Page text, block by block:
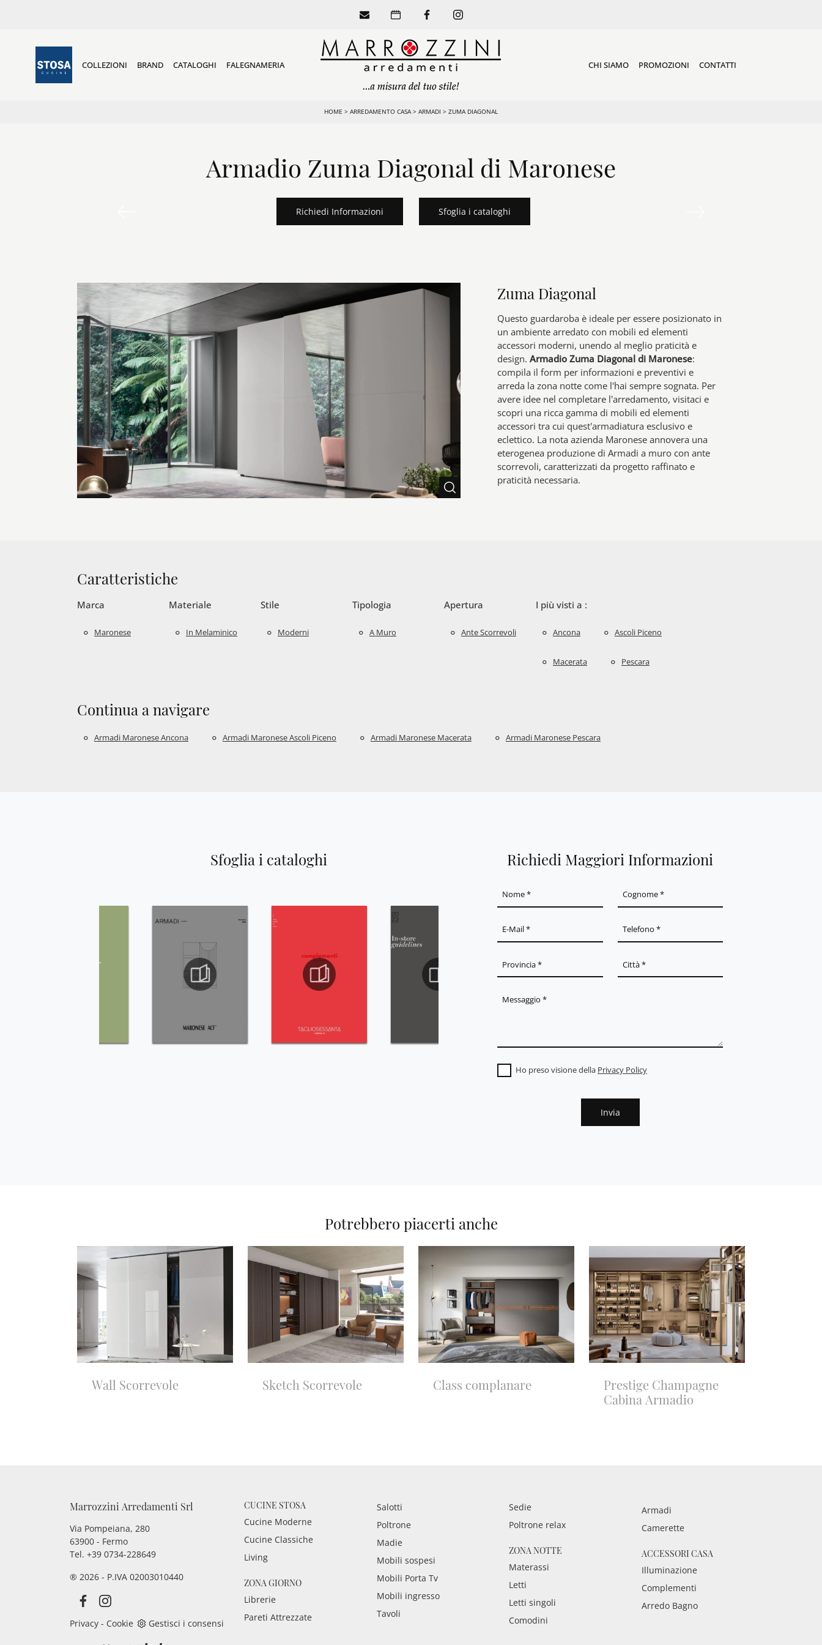
COLLEZIONI BRAND CATALOGHI FALEGNAMERIA CHI SIAMO PROMOZIONI CONTATTI
HOME > ARREDAMENTO CASA> ARMADI > ZUMA DIAGONAL
Armadio Zuma Diagonal di Maronese
Richiedi Informazioni Sfoglia i cataloghi
Zuma Diagonal
Questo guardaroba è ideale per essere posizionato in
un ambiente arredato con mobili ed elementi
accessori moderni, unendo al meglio praticità e
design. Armadio Zuma Diagonal di Maronese:
compila il form per informazioni e preventivi e
arreda la zona notte come l'hai sempre sognata. Per
avere idee nel completare l’arredamento, visitaci e
scopri una ricca gamma di mobili ed elementi
accessori tra cui quest'armadiatura esclusivo e
eclettico. La nota azienda Maronese annovera una
eterogenea produzione di Armadi a muro con ante
scorrevoli, caratterizzati da progetto raffinato e
praticità necessaria.
Caratteristiche
Marca
Maronese
Materiale
In Melaminico
Stile
Moderni
Tipologia
A Muro
Apertura
Ante Scorrevoli
I più visti a :
Ancona Ascoli Piceno
Macerata Pescara
Continua a navigare
Armadi Maronese Ancona Armadi Maronese Ascoli Piceno Armadi Maronese Macerata Armadi Maronese Pescara
Sfoglia i cataloghi Richiedi Maggiori Informazioni
Ho preso visione della Privacy Policy
Invia
Potrebbero piacerti anche
Wall Scorrevole Sketch Scorrevole Class complanare
Prestige Champagne
Cabina Armadio
Marrozzini Arredamenti Srl
Via Pompeiana, 280
63900 - Fermo
Tel. +39 0734-228649
® 2026 - P.IVA 02003010440
Privacy - Cookie Gestisci i consensi
CUCINE STOSA
Cucine Moderne
Cucine Classiche
Living
ZONA GIORNO
Librerie
Pareti Attrezzate
Salotti
Poltrone
Madie
Mobili sospesi
Mobili Porta Tv
Mobili ingresso
Tavoli
Sedie
Poltrone relax
ZONA NOTTE
Materassi
Letti
Letti singoli
Comodini
Armadi
Camerette
ACCESSORI CASA
Illuminazione
Complementi
Arredo Bagno